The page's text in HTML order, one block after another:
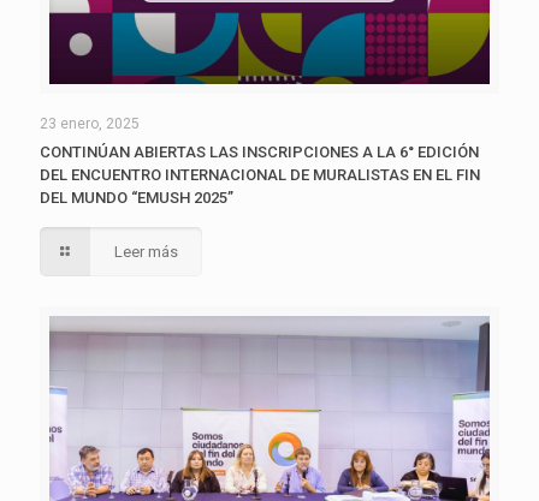
23 enero, 2025
CONTINÚAN ABIERTAS LAS INSCRIPCIONES A LA 6° EDICIÓN
DEL ENCUENTRO INTERNACIONAL DE MURALISTAS EN EL FIN
DEL MUNDO “EMUSH 2025”
Leer más